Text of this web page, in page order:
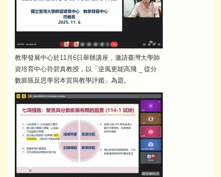
教學發展中心於11月6日舉辦講座，邀請臺灣大學師
資培育中心符碧真教授，以「逆風更能高飛 _ 從分
數膨脹反思學習本質與教學評鑑」為題。